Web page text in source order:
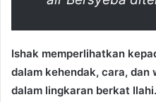
Ishak memperlihatkan
dalam kehendak, cara, dan
dalam lingkaran berkat Ilahi.